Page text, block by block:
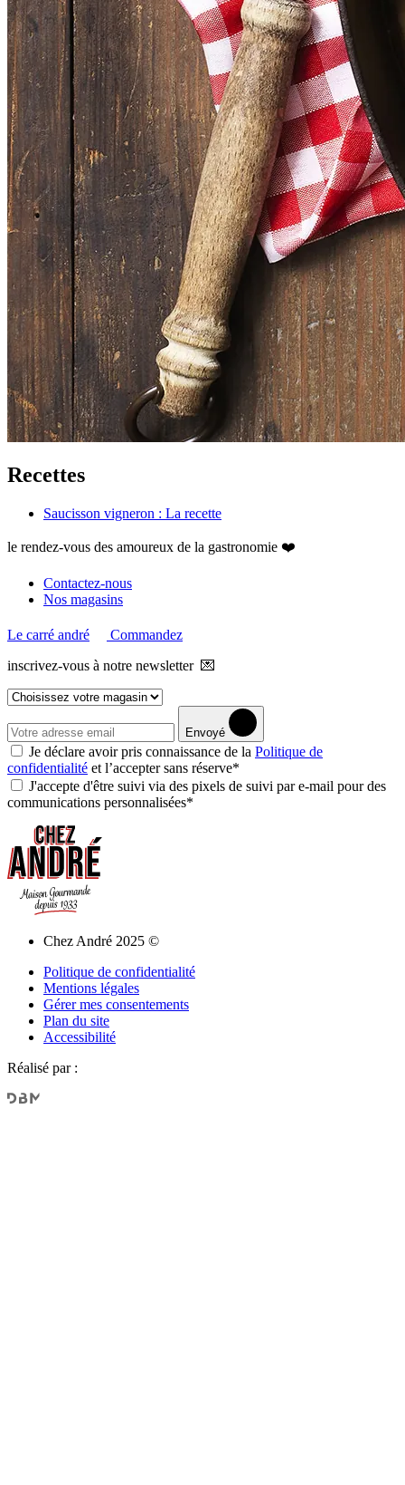
Recettes
Saucisson vigneron : La recette
le rendez-vous des amoureux de la gastronomie ❤️
Contactez-nous
Nos magasins
Le carré andré
Commandez
inscrivez-vous à notre newsletter 💌
Envoyé
Je déclare avoir pris connaissance de la Politique de
confidentialité et l’accepter sans réserve*
J'accepte d'être suivi via des pixels de suivi par e-mail pour des
communications personnalisées*
Chez André 2025 ©
Politique de confidentialité
Mentions légales
Gérer mes consentements
Plan du site
Accessibilité
Réalisé par :